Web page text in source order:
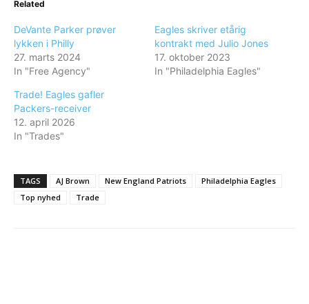
Related
DeVante Parker prøver
lykken i Philly
27. marts 2024
In "Free Agency"
Eagles skriver etårig
kontrakt med Julio Jones
17. oktober 2023
In "Philadelphia Eagles"
Trade! Eagles gafler
Packers-receiver
12. april 2026
In "Trades"
TAGS AJ Brown New England Patriots
Philadelphia Eagles
Top nyhed
Trade